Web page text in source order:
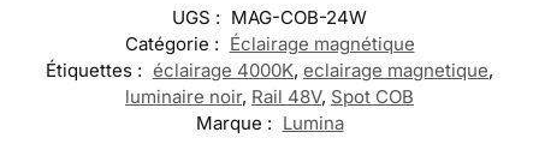
UGS : MAG-COB-24W
Catégorie : Éclairage magnétique
Étiquettes : éclairage 4000K, eclairage magnetique,
luminaire noir, Rail 48V, Spot COB
Marque : Lumina